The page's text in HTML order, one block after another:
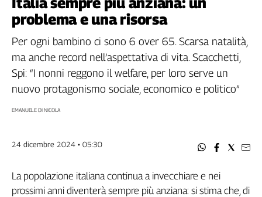
Filcams
Filctem
Fillea
Fiom
Flc
Nidil
Spi
Inca
problema e una risorsa
Per ogni bambino ci sono 6 over 65. Scarsa natalità,
ma anche record nell’aspettativa di vita. Scacchetti,
Spi: “I nonni reggono il welfare, per loro serve un
nuovo protagonismo sociale, economico e politico”
EMANUELE DI NICOLA
24 dicembre 2024 • 05:30
La popolazione italiana continua a invecchiare e nei
prossimi anni diventerà sempre più anziana: si stima che, di